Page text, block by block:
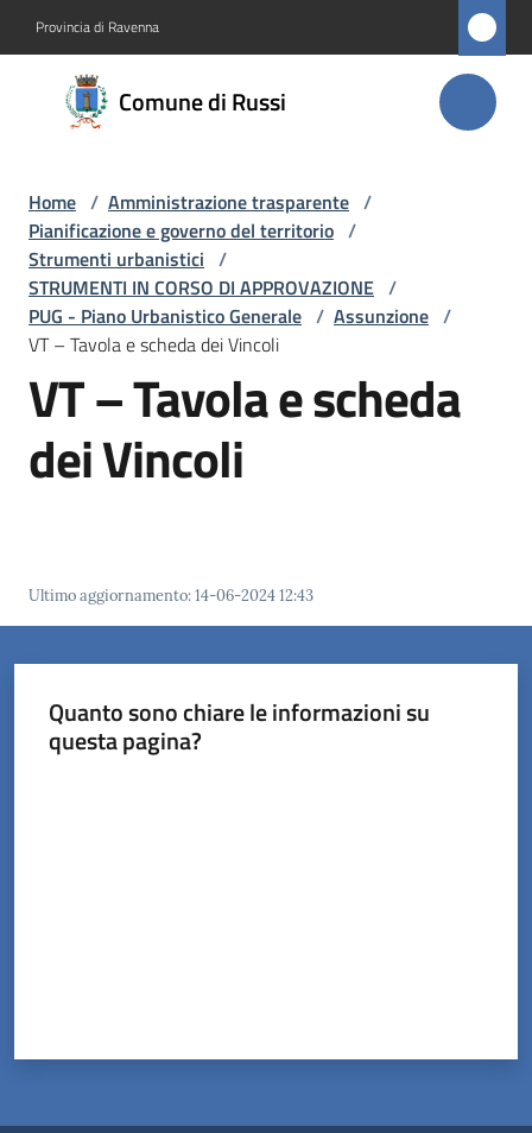
Provincia di Ravenna
Comune di Russi
Comune
di Russi
Amministrazione
Menu selezionato
Novità
Servizi
Vivere
Russi
Orari
uffici
Tutti
Home / Amministrazione trasparente /
Pianificazione e governo del territorio /
Strumenti urbanistici /
STRUMENTI IN CORSO DI APPROVAZIONE /
PUG - Piano Urbanistico Generale / Assunzione /
VT – Tavola e scheda dei Vincoli
VT – Tavola e scheda
dei Vincoli
Ultimo aggiornamento:14-06-2024 12:43
Quanto sono chiare le informazioni su
questa pagina?